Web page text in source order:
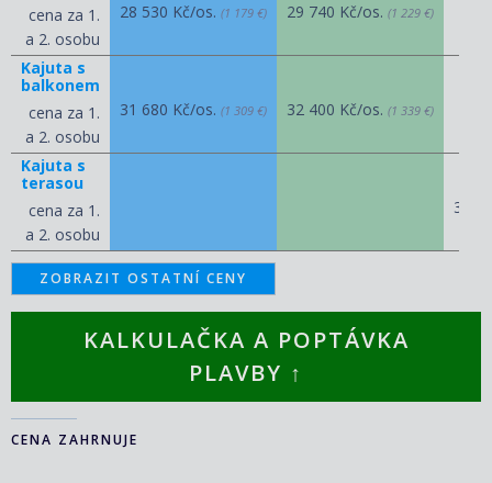
cena za 1.
a 2. osobu
28 530 Kč/os. (1 179 €) 29 740 Kč/os. (1 229 €)
Kajuta s
balkonem
cena za 1.
a 2. osobu
31 680 Kč/os. (1 309 €) 32 400 Kč/os. (1 339 €)
Kajuta s
terasou
cena za 1.
a 2. osobu
35
ZOBRAZIT OSTATNÍ CENY
KALKULAČKA A POPTÁVKA
PLAVBY ↑
CENA ZAHRNUJE